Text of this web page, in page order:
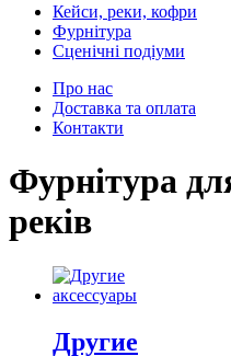
Кейси, реки, кофри
Фурнітура
Сценічні подіуми
Про нас
Доставка та оплата
Контакти
Фурнітура
реків
Другие